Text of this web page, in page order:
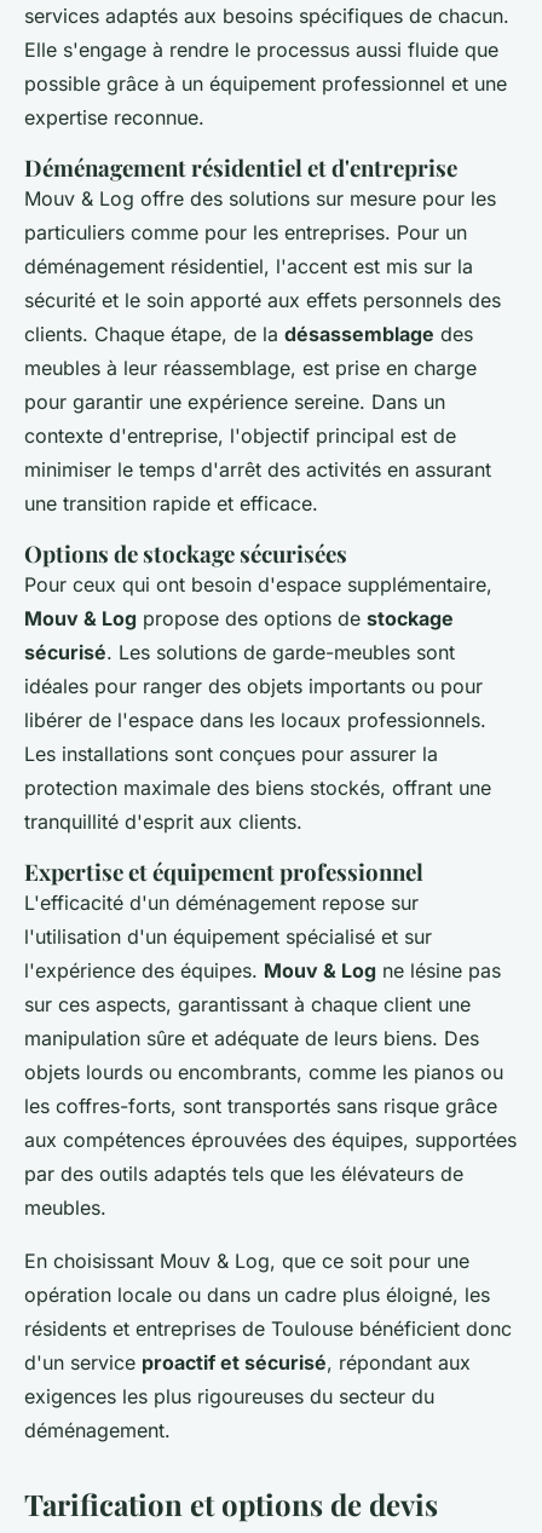
services adaptés aux besoins spécifiques de chacun.
Elle s'engage à rendre le processus aussi fluide que
possible grâce à un équipement professionnel et une
expertise reconnue.
Déménagement résidentiel et d'entreprise
Mouv & Log offre des solutions sur mesure pour les
particuliers comme pour les entreprises. Pour un
déménagement résidentiel, l'accent est mis sur la
sécurité et le soin apporté aux effets personnels des
clients. Chaque étape, de la désassemblage des
meubles à leur réassemblage, est prise en charge
pour garantir une expérience sereine. Dans un
contexte d'entreprise, l'objectif principal est de
minimiser le temps d'arrêt des activités en assurant
une transition rapide et efficace.
Options de stockage sécurisées
Pour ceux qui ont besoin d'espace supplémentaire,
Mouv & Log propose des options de stockage
sécurisé. Les solutions de garde-meubles sont
idéales pour ranger des objets importants ou pour
libérer de l'espace dans les locaux professionnels.
Les installations sont conçues pour assurer la
protection maximale des biens stockés, offrant une
tranquillité d'esprit aux clients.
Expertise et équipement professionnel
L'efficacité d'un déménagement repose sur
l'utilisation d'un équipement spécialisé et sur
l'expérience des équipes. Mouv & Log ne lésine pas
sur ces aspects, garantissant à chaque client une
manipulation sûre et adéquate de leurs biens. Des
objets lourds ou encombrants, comme les pianos ou
les coffres-forts, sont transportés sans risque grâce
aux compétences éprouvées des équipes, supportées
par des outils adaptés tels que les élévateurs de
meubles.
En choisissant Mouv & Log, que ce soit pour une
opération locale ou dans un cadre plus éloigné, les
résidents et entreprises de Toulouse bénéficient donc
d'un service proactif et sécurisé, répondant aux
exigences les plus rigoureuses du secteur du
déménagement.
Tarification et options de devis